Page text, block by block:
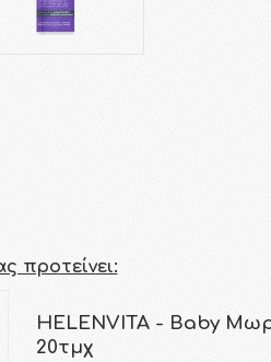
προτείνει:
HELENVITA - Baby
20τμχ